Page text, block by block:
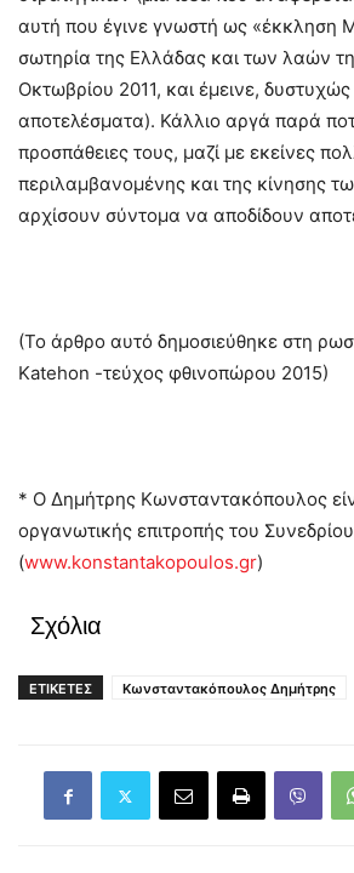
αυτή που έγινε γνωστή ως «έκκληση
σωτηρία της Ελλάδας και των λαών
Οκτωβρίου 2011, και έμεινε,
αποτελέσματα). Κάλλιο αργά παρά
προσπάθειες τους, μαζί με εκείνες
περιλαμβανομένης και της κίνησης
αρχίσουν σύντομα να αποδίδουν
(Το άρθρο αυτό δημοσιεύθηκε στη
Katehon -τεύχος φθινοπώρου 2015)
* Ο Δημήτρης Κωνσταντακόπουλος
οργανωτικής επιτροπής του
(www.konstantakopoulos.gr)
Σχόλια
ΕΤΙΚΕΤΕΣ Κωνσταντακόπουλος Δημήτρης